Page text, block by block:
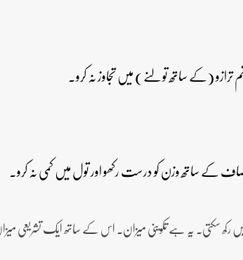
رکھ سکتی۔ یہ ہے تکوینی میزان۔ اس کے ساتھ ایک تشریعی